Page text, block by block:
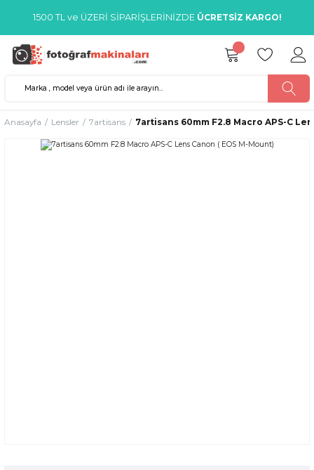
1500 TL ve ÜZERİ SİPARİŞLERİNİZDE ÜCRETSİZ KARGO!
Anasayfa Lensler 7artisans 7artisans 60mm F2.8 Macro APS-C